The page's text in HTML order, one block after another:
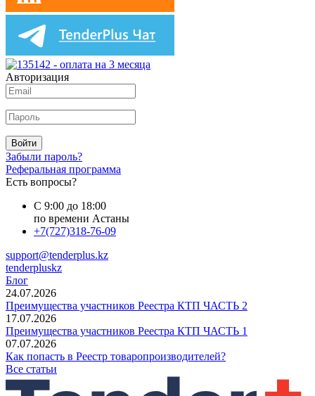
Авторизация
Войти
Забыли пароль?
Реферальная программа
Есть вопросы?
С 9:00 до 18:00
по времени Астаны
+7(727)318-76-09
support@tenderplus.kz
tenderpluskz
Блог
24.07.2026
Преимущества участников Реестра КТП ЧАСТЬ 2
17.07.2026
Преимущества участников Реестра КТП ЧАСТЬ 1
07.07.2026
Как попасть в Реестр товаропроизводителей?
Все статьи